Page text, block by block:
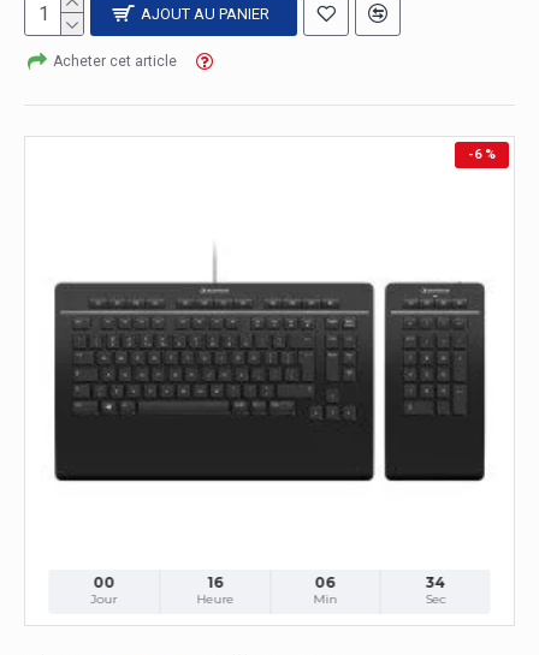
AJOUT AU PANIER
Acheter cet article
-6 %
00
Jour
16
Heure
06
Min
33
Sec